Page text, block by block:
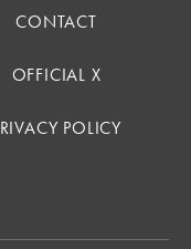
CONTACT
OFFICIAL X
POLICY